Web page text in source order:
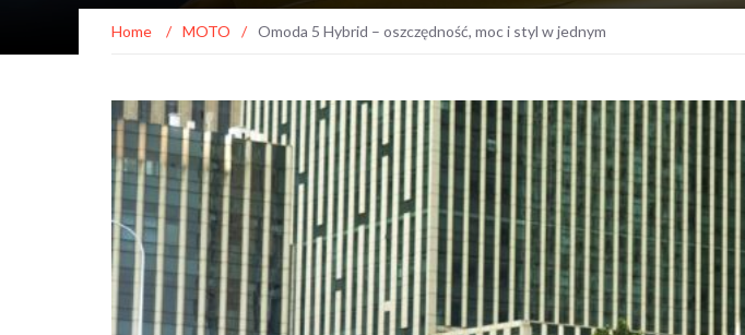
Home / MOTO / Omoda 5 Hybrid – oszczędność, moc i styl w jednym